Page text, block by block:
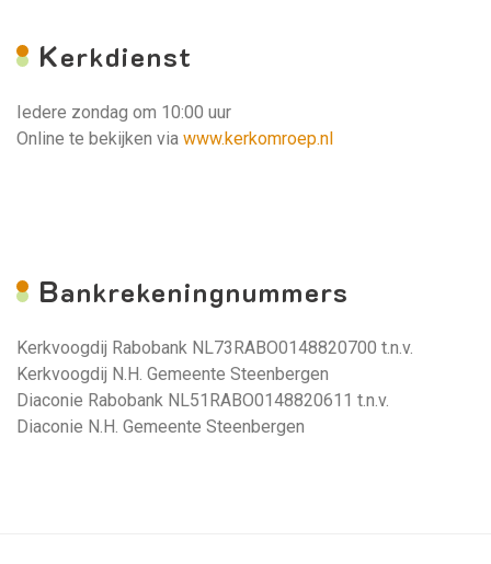
Kerkdienst
Iedere zondag om 10:00 uur
Online te bekijken via www.kerkomroep.nl
Bankrekeningnummers
Kerkvoogdij Rabobank NL73RABO0148820700 t.n.v.
Kerkvoogdij N.H. Gemeente Steenbergen
Diaconie Rabobank NL51RABO0148820611 t.n.v.
Diaconie N.H. Gemeente Steenbergen